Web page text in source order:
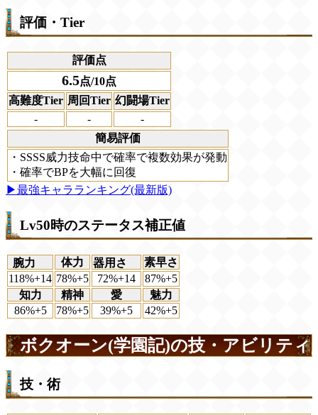
評価・Tier
評価点
6.5点/10点
高難度Tier 周回Tier 幻闘場Tier
-
-
-
簡易評価
・SSSS威力技命中で確率で複数効果が発動
・確率でBPを大幅に回復
▶最強キャラランキング(最新版)
Lv50時のステータス補正値
腕力 体力 器用さ
素早さ
118%+14 78%+5 72%+14
87%+5
知力
精神 愛
魅力
86%+5
78%+5 39%+5 42%+5
ボクオーン(学園記)の技・アビリティ
技・術